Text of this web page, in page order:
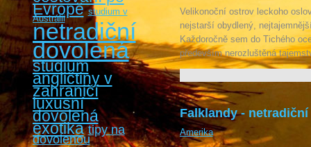
Evropě studium v
Austrálii
netradiční
dovolená
studium
angličtiny v
zahraničí
luxusní
dovolená
exotika tipy na
dovolenou
Velikonoční ostrov leckoho
nejstarší obydlený,
Každoročně sem do Tichého
především nerozluštěná
Falklandy -
Amerika